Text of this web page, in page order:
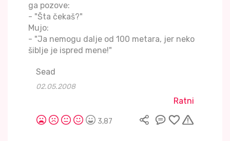
ga pozove:
- "Šta čekaš?"
Mujo:
- "Ja nemogu dalje od 100 metara, jer neko
šiblje je ispred mene!"
Sead
02.05.2008
Ratni
3,87